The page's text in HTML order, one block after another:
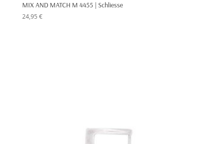
MIX AND MATCH M 4455 | Schliesse
24,95 €